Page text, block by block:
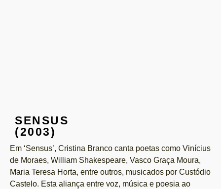
SENSUS
(2003)
Em ‘Sensus’, Cristina Branco canta poetas como Vinícius
de Moraes, William Shakespeare, Vasco Graça Moura,
Maria Teresa Horta, entre outros, musicados por Custódio
Castelo. Esta aliança entre voz, música e poesia ao